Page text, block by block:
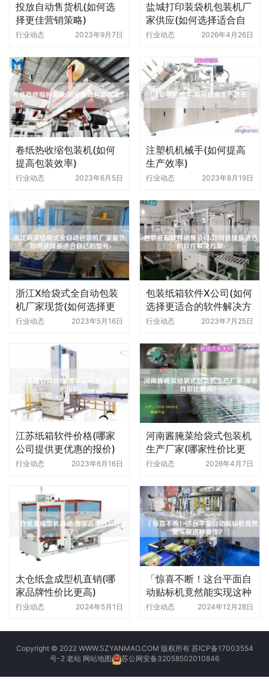
投放自动售货机(如何选
择更佳营销策略)
行业动态 2023年9月7日
盐城打印装袋机包装机厂
家供应(如何选择适合自
己的机型)
行业动态 2026年4月26日
卷纸热收缩包装机(如何
提高包装效率)
行业动态 2023年6月5日
注塑机机械手(如何提高
生产效率)
行业动态 2023年8月19日
浙江X给袋式全自动包装
机厂家现货(如何选择更
适合自己的型号)
行业动态 2023年5月16日
包装纸箱软件X公司(如何
选择更适合的软件解决方
案)
行业动态 2023年7月25日
江苏纸箱软件价格(哪家
公司提供更优惠的报价)
行业动态 2023年6月16日
河南酱腌菜给袋式包装机
生产厂家(哪家性价比更
高)
行业动态 2026年4月7日
太仓纸盒成型机直销(哪
家品牌性价比更高)
行业动态 2024年5月1日
「惊喜不断！这台平面自
动贴标机竟然能实现这种
操作」
行业动态 2024年12月28日
Copyright © 2022 WWW.SZYANMAO.COM 版权所有 苏ICP备17003554
号-2 老站 网站地图 苏公网安备32058502010846